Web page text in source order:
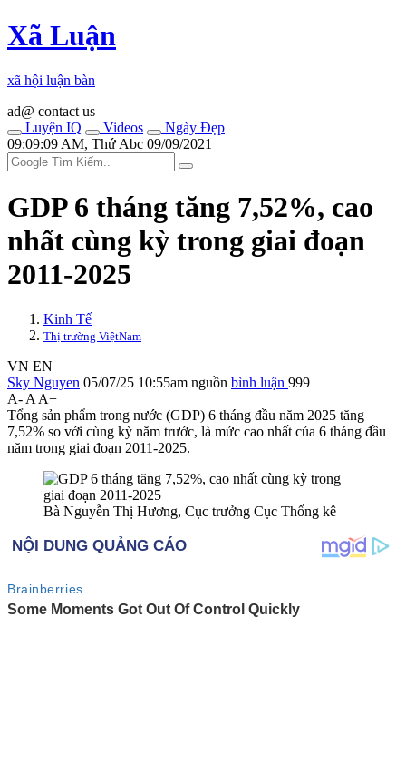
Xã Luận
xã hội luận bàn
ad@ contact us
Luyện IQ
Videos
Ngày Đẹp
09:09:09 AM, Thứ Abc 09/09/2021
GDP 6 tháng tăng 7,52%, cao
nhất cùng kỳ trong giai đoạn
2011-2025
Kinh Tế
Thị trường ViệtNam
VN EN
Sky Nguyen 05/07/25 10:55am nguồn bình luận 999
A- A A+
Tổng sản phẩm trong nước (GDP) 6 tháng đầu năm 2025 tăng
7,52% so với cùng kỳ năm trước, là mức cao nhất của 6 tháng đầu
năm trong giai đoạn 2011-2025.
Bà Nguyễn Thị Hương, Cục trưởng Cục Thống kê